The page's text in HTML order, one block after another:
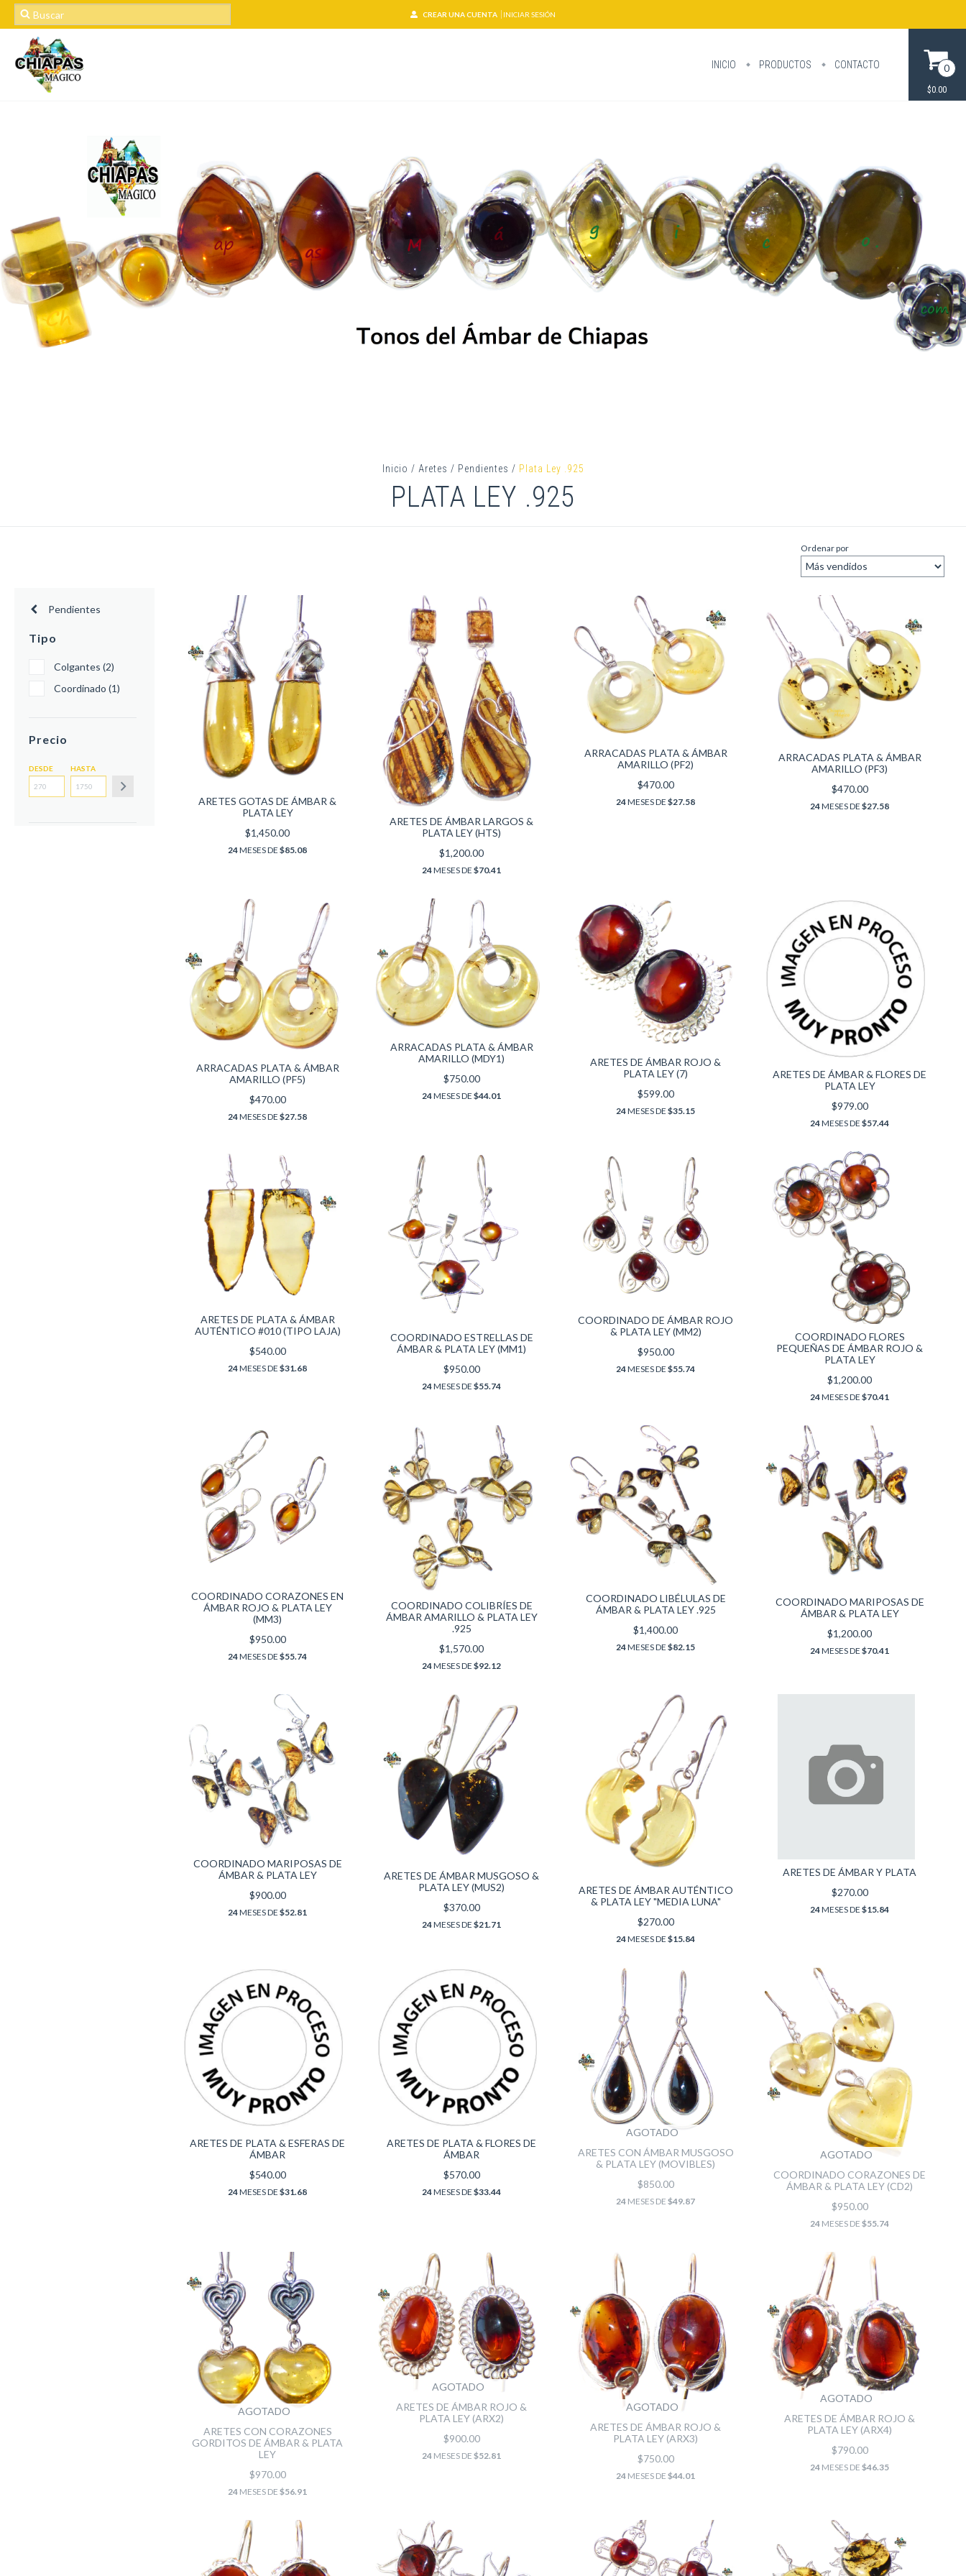
CREAR UNA CUENTA INICIAR SESIÓN
INICIO PRODUCTOS CONTACTO 0
$0.00
Inicio / Aretes / Pendientes / Plata Ley .925
PLATA LEY .925
Ordenar por
Pendientes
Tipo
Colgantes (2)
Coordinado (1)
Precio
DESDE HASTA
ARETES GOTAS DE ÁMBAR &
PLATA LEY
$1,450.00
24MESES DE$85.08
ARETES DE ÁMBAR LARGOS &
PLATA LEY (HTS)
$1,200.00
24MESES DE$70.41
ARRACADAS PLATA & ÁMBAR
AMARILLO (PF2)
$470.00
24MESES DE$27.58
ARRACADAS PLATA & ÁMBAR
AMARILLO (PF3)
$470.00
24MESES DE$27.58
ARRACADAS PLATA & ÁMBAR
AMARILLO (PF5)
$470.00
24MESES DE$27.58
ARRACADAS PLATA & ÁMBAR
AMARILLO (MDY1)
$750.00
24MESES DE$44.01
ARETES DE ÁMBAR ROJO &
PLATA LEY (7)
$599.00
24MESES DE$35.15
ARETES DE ÁMBAR & FLORES DE
PLATA LEY
$979.00
24MESES DE$57.44
ARETES DE PLATA & ÁMBAR
AUTÉNTICO #010 (TIPO LAJA)
$540.00
24MESES DE$31.68
COORDINADO ESTRELLAS DE
ÁMBAR & PLATA LEY (MM1)
$950.00
24MESES DE$55.74
COORDINADO DE ÁMBAR ROJO
& PLATA LEY (MM2)
$950.00
24MESES DE$55.74
COORDINADO FLORES
PEQUEÑAS DE ÁMBAR ROJO &
PLATA LEY
$1,200.00
24MESES DE$70.41
COORDINADO CORAZONES EN
ÁMBAR ROJO & PLATA LEY
(MM3)
$950.00
24MESES DE$55.74
COORDINADO COLIBRÍES DE
ÁMBAR AMARILLO & PLATA LEY
.925
$1,570.00
24MESES DE$92.12
COORDINADO LIBÉLULAS DE
ÁMBAR & PLATA LEY .925
$1,400.00
24MESES DE$82.15
COORDINADO MARIPOSAS DE
ÁMBAR & PLATA LEY
$1,200.00
24MESES DE$70.41
COORDINADO MARIPOSAS DE
ÁMBAR & PLATA LEY
$900.00
24MESES DE$52.81
ARETES DE ÁMBAR MUSGOSO &
PLATA LEY (MUS2)
$370.00
24MESES DE$21.71
ARETES DE ÁMBAR AUTÉNTICO
& PLATA LEY "MEDIA LUNA"
$270.00
24MESES DE$15.84
ARETES DE ÁMBAR Y PLATA
$270.00
24MESES DE$15.84
ARETES DE PLATA & ESFERAS DE
ÁMBAR
$540.00
24MESES DE$31.68
ARETES DE PLATA & FLORES DE
ÁMBAR
$570.00
24MESES DE$33.44
AGOTADO
ARETES CON ÁMBAR MUSGOSO
& PLATA LEY (MOVIBLES)
$850.00
24 MESES DE$49.87
AGOTADO
COORDINADO CORAZONES DE
ÁMBAR & PLATA LEY (CD2)
$950.00
24 MESES DE$55.74
AGOTADO
ARETES CON CORAZONES
GORDITOS DE ÁMBAR & PLATA
LEY
$970.00
24 MESES DE$56.91
AGOTADO
ARETES DE ÁMBAR ROJO &
PLATA LEY (ARX2)
$900.00
24 MESES DE$52.81
AGOTADO
ARETES DE ÁMBAR ROJO &
PLATA LEY (ARX3)
$750.00
24 MESES DE$44.01
AGOTADO
ARETES DE ÁMBAR ROJO &
PLATA LEY (ARX4)
$790.00
24 MESES DE$46.35